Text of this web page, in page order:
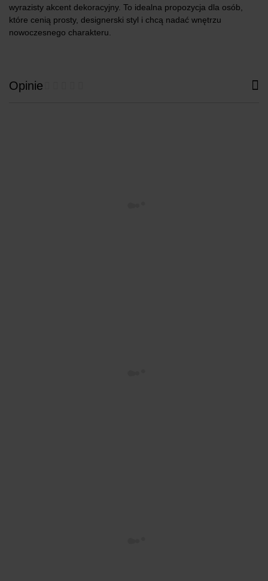
wyrazisty akcent dekoracyjny. To idealna propozycja dla osób,
które cenią prosty, designerski styl i chcą nadać wnętrzu
nowoczesnego charakteru.
Opinie